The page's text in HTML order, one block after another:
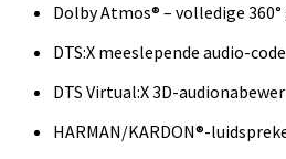
Dolby Atmos® – volledige
DTS:X meeslepende audio-
DTS Virtual:X 3D-
HARMAN/KARDON®-